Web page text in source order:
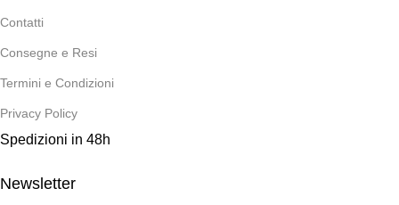
Contatti
Consegne e Resi
Termini e Condizioni
Privacy Policy
Spedizioni in 48h
Newsletter